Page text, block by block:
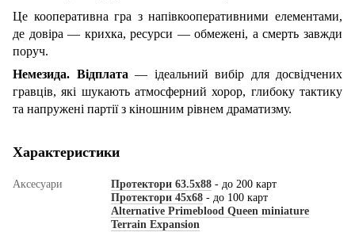
Це кооперативна гра з напівкооперативними елементами,
де довіра — крихка, ресурси — обмежені, а смерть завжди
поруч.
Немезида. Відплата — ідеальний вибір для досвідчених
гравців, які шукають атмосферний хорор, глибоку тактику
та напружені партії з кіношним рівнем драматизму.
Характеристики
Аксесуари Протектори 63.5x88 - до 200 карт
Протектори 45x68 - до 100 карт
Alternative Primeblood Queen miniature
Terrain Expansion